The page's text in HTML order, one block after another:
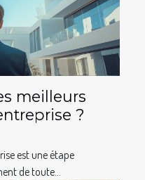
meilleurs
?
est une étape
de toute...